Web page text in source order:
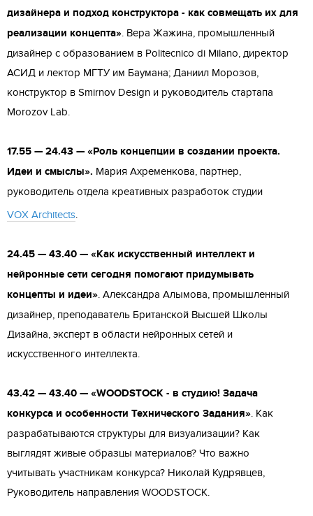
дизайнера и подход конструктора - как совмещать их для
реализации концепта» . Вера Жажина, промышленный
дизайнер с образованием в Politecnico di Milano, директор
АСИД и лектор МГТУ им Баумана; Даниил Морозов,
конструктор в Smirnov Design и руководитель стартапа
Morozov Lab.
17.55 — 24.43 — «Роль концепции в создании проекта.
Идеи и смыслы». Мария Ахременкова, партнер,
руководитель отдела креативных разработок студии
VOX Architects.
24.45 — 43.40 — «Как искусственный интеллект и
нейронные сети сегодня помогают придумывать
концепты и идеи». Александра Алымова, промышленный
дизайнер, преподаватель Британской Высшей Школы
Дизайна, эксперт в области нейронных сетей и
искусственного интеллекта.
43.42 — 43.40 — «WOODSTOCK - в студию! Задача
конкурса и особенности Технического Задания». Как
разрабатываются структуры для визуализации? Как
выглядят живые образцы материалов? Что важно
учитывать участникам конкурса? Николай Кудрявцев,
Руководитель направления WOODSTOCK.